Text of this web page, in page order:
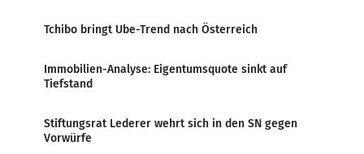
Tchibo bringt Ube-Trend nach Österreich
Immobilien-Analyse: Eigentumsquote sinkt auf
Tiefstand
Stiftungsrat Lederer wehrt sich in den SN gegen
Vorwürfe